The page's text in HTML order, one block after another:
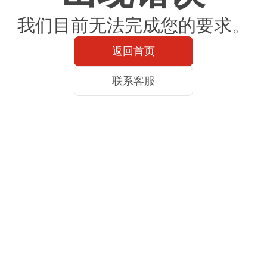
我们目前无法完成您的要求。
返回首页
联系客服